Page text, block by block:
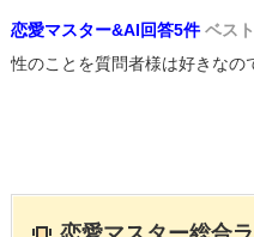
恋愛マスター&AI回答5件 ベス
性のことを質問者様は好きなの